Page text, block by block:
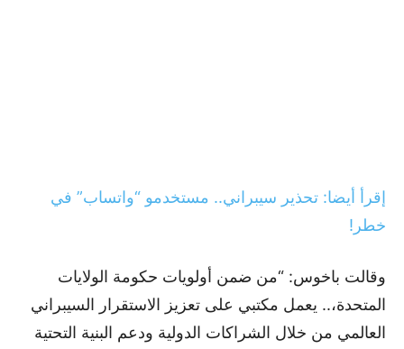
إقرأ أيضا: تحذير سيبراني.. مستخدمو “واتساب” في
خطر!
وقالت باخوس: “من ضمن أولويات حكومة الولايات
المتحدة،.. يعمل مكتبي على تعزيز الاستقرار السيبراني
العالمي من خلال الشراكات الدولية ودعم البنية التحتية